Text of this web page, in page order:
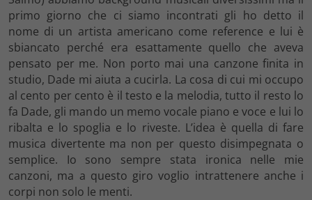
primo giorno che ci siamo incontrati gli ho detto il
nome di un artista americano come reference e lui è
sbiancato perché era esattamente quello che aveva
pensato per me. Non porto mai una canzone finita in
studio, Dade mi aiuta a cucirla. La cosa di cui mi occupo
al cento per cento è il testo e la melodia, tutto il resto lo
fa Dade, gli mando un memo vocale piano e voce e lui lo
ribalta e lo spoglia e lo riveste. L’idea è quella di fare
musica divertente ma non per questo disimpegnata o
semplice. Io sono sempre stata ironica nelle mie
canzoni, ma a questo giro voglio intrattenere anche i
corpi non solo le menti.